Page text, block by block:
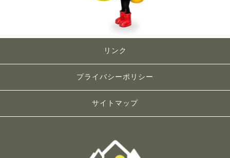
リンク
プライバシーポリシー
サイトマップ